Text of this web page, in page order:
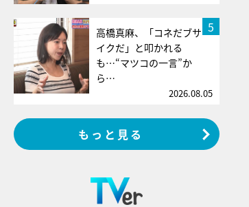
5
高橋真麻、「コネだブサ
イクだ」と叩かれる
も…“マツコの一言”か
ら…
2026.08.05
もっと見る